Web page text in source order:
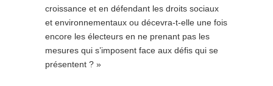
croissance et en défendant les droits sociaux
et environnementaux ou décevra-t-elle une fois
encore les électeurs en ne prenant pas les
mesures qui s’imposent face aux défis qui se
présentent ? »